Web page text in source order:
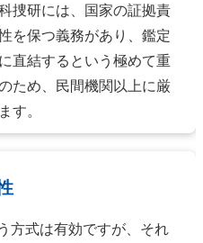
捜研には、国家の証拠責
を保つ義務があり、鑑定
直結するという極めて重
ため、民間機関以上に厳
す。
方式は有効ですが、それ